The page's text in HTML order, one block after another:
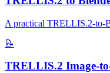
A practical TRELLIS.2-to-
📝
TRELLIS.2 Image-